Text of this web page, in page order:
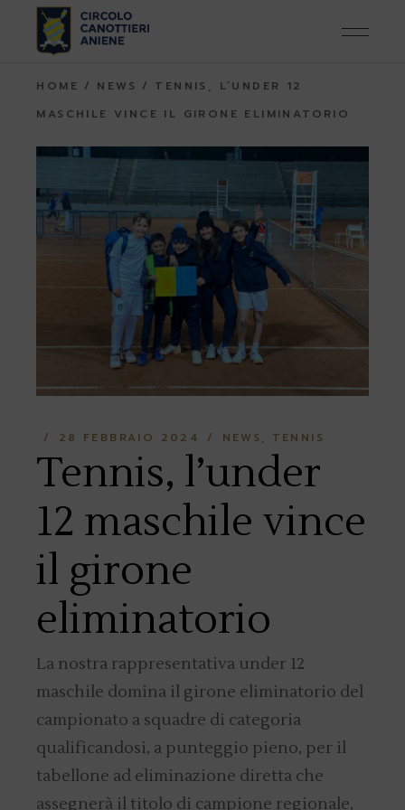
content
HOME NEWS
TENNIS, L’UNDER 12
MASCHILE VINCE IL GIRONE ELIMINATORIO
28 FEBBRAIO 2024 NEWS TENNIS
Tennis, l’under
12 maschile vince
il girone
eliminatorio
La nostra rappresentativa under 12
maschile domina il girone eliminatorio del
campionato a squadre di categoria
qualificandosi, a punteggio pieno, per il
tabellone ad eliminazione diretta che
assegnerà il titolo di campione regionale,